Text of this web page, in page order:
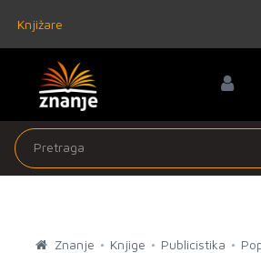
Knjižare
Znanje Knjige Publicistika